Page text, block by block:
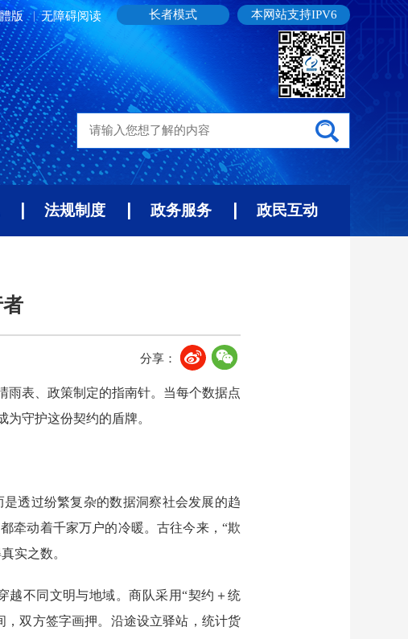
本网站支持IPV6
长者模式
版 无障碍阅读
法规制度 政务服务 政民互动
分享：
雨表、政策制定的指南针。当每个数据点
守护这份契约的盾牌。
透过纷繁复杂的数据洞察社会发展的趋
牵动着千家万户的冷暖。古往今来， “欺
实之数。
越不同文明与地域。商队采用“契约＋统
双方签字画押。沿途设立驿站，统计货